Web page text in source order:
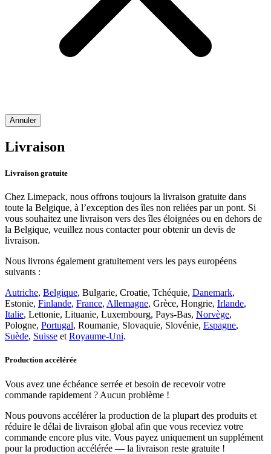
Annuler
Livraison
Livraison gratuite
Chez Limepack, nous offrons toujours la livraison gratuite dans
toute la Belgique, à l’exception des îles non reliées par un pont. Si
vous souhaitez une livraison vers des îles éloignées ou en dehors de
la Belgique, veuillez nous contacter pour obtenir un devis de
livraison.
Nous livrons également gratuitement vers les pays européens
suivants :
Autriche, Belgique, Bulgarie, Croatie, Tchéquie, Danemark,
Estonie, Finlande, France, Allemagne, Grèce, Hongrie, Irlande,
Italie, Lettonie, Lituanie, Luxembourg, Pays-Bas, Norvège,
Pologne, Portugal, Roumanie, Slovaquie, Slovénie, Espagne,
Suède, Suisse et Royaume-Uni.
Production accélérée
Vous avez une échéance serrée et besoin de recevoir votre
commande rapidement ? Aucun problème !
Nous pouvons accélérer la production de la plupart des produits et
réduire le délai de livraison global afin que vous receviez votre
commande encore plus vite. Vous payez uniquement un supplément
pour la production accélérée — la livraison reste gratuite !